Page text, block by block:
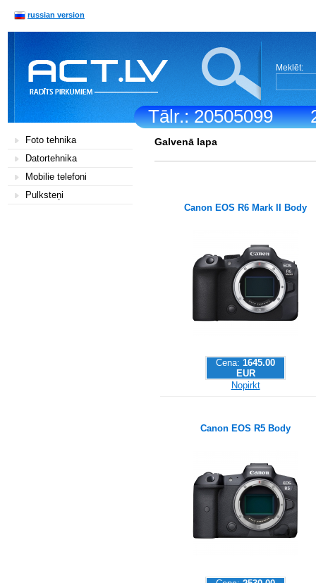
Tālr.: 20505099
russian version
Meklēt:
Foto tehnika
Datortehnika
Mobilie telefoni
Pulksteņi
Galvenā lapa
Canon EOS R6 Mark II Body
Cena: 1645.00
EUR
Nopirkt
Canon EOS R5 Body